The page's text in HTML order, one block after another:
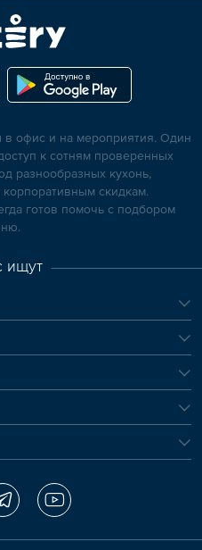
в офис и на мероприятия. Один
к сотням проверенных
разнообразных кухонь,
скидкам.
готов помочь с подбором
ищут